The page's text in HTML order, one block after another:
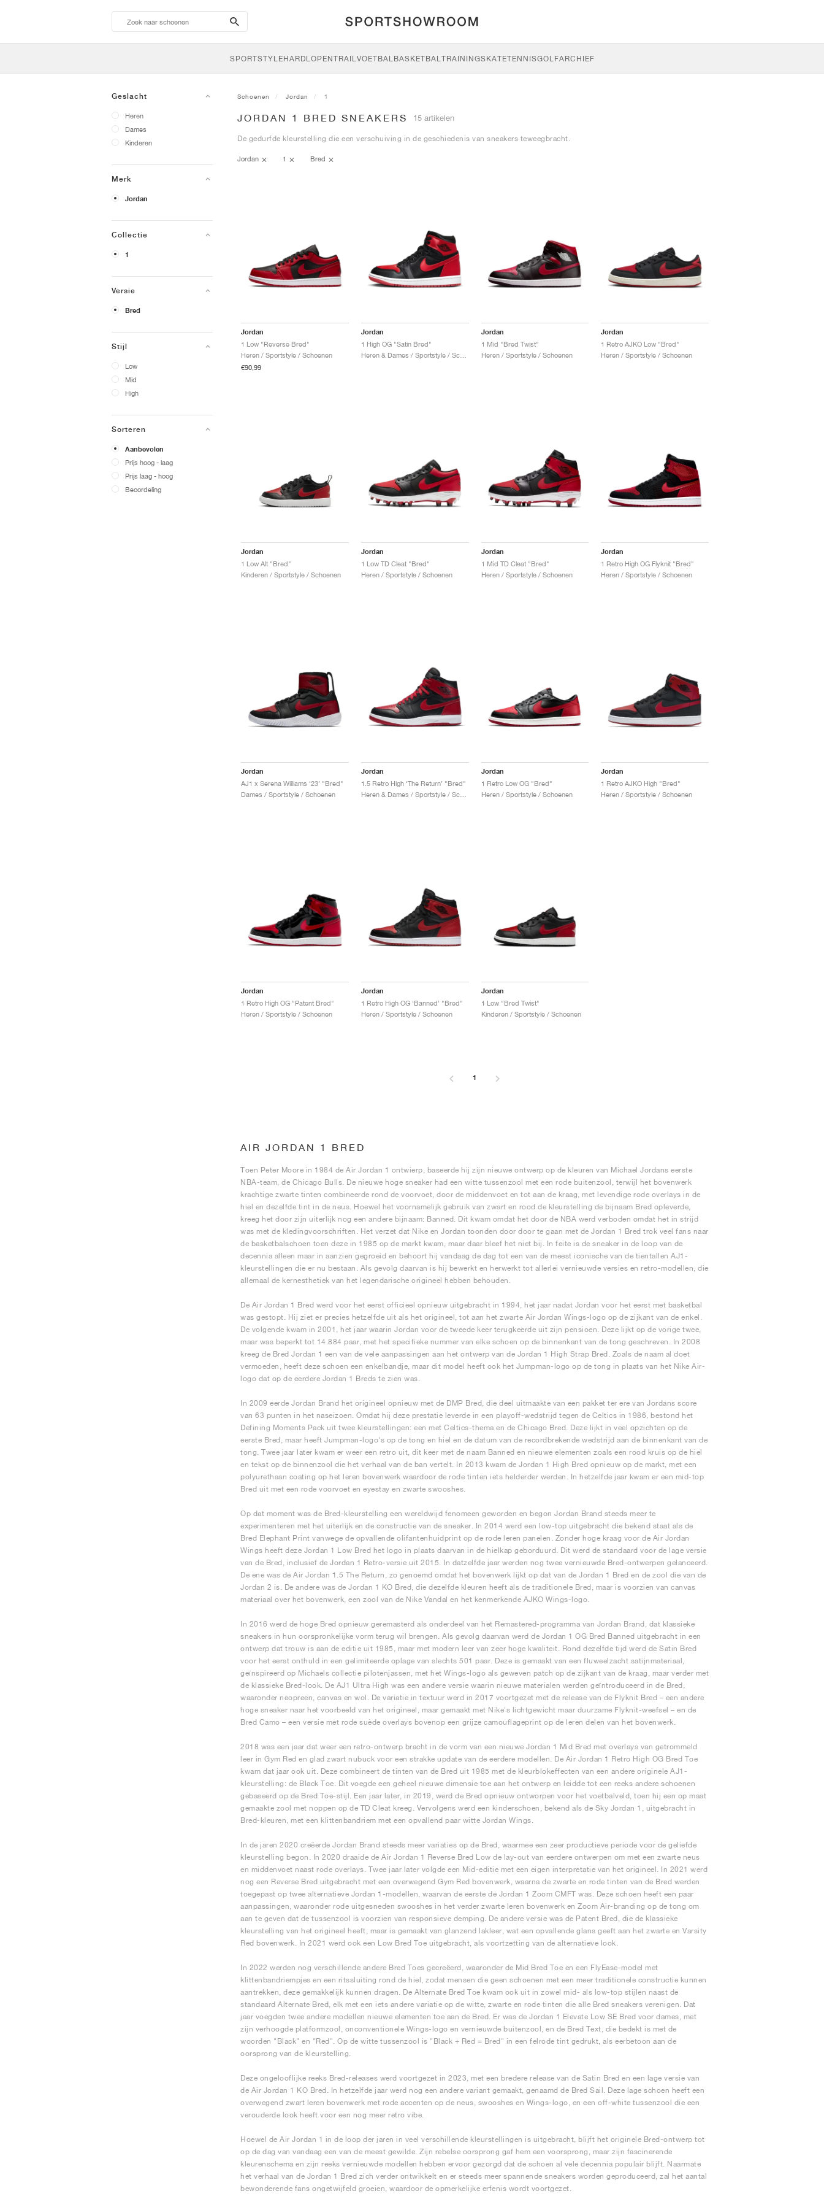
search-
btn
SPORTSTYLEHARDLOPENTRAILVOETBALBASKETBALTRAININGSKATETENNISGOLFARCHIEF
Geslacht
Heren
Dames
Kinderen
Merk
Jordan
Collectie
1
Versie
Bred
Stijl
Low
Mid
High
Sorteren
Aanbevolen
Prijs hoog - laag
Prijs laag - hoog
Beoordeling
Schoenen Jordan 1
JORDAN 1 BRED SNEAKERS 15 artikelen
De gedurfde kleurstelling die een verschuiving in de geschiedenis van sneakers teweegbracht.
Jordan 1 Bred
Jordan
1 Low "Reverse Bred"
Heren / Sportstyle / Schoenen
€90,99
Jordan
1 High OG "Satin Bred"
Heren & Dames / Sportstyle / Schoenen
Jordan
1 Mid "Bred Twist"
Heren / Sportstyle / Schoenen
Jordan
1 Retro AJKO Low "Bred"
Heren / Sportstyle / Schoenen
Jordan
1 Low Alt "Bred"
Kinderen / Sportstyle / Schoenen
Jordan
1 Low TD Cleat "Bred"
Heren / Sportstyle / Schoenen
Jordan
1 Mid TD Cleat "Bred"
Heren / Sportstyle / Schoenen
Jordan
1 Retro High OG Flyknit "Bred"
Heren / Sportstyle / Schoenen
Jordan
AJ1 x Serena Williams ‘23’ "Bred"
Dames / Sportstyle / Schoenen
Jordan
1.5 Retro High ‘The Return’ "Bred"
Heren & Dames / Sportstyle / Schoenen
Jordan
1 Retro Low OG "Bred"
Heren / Sportstyle / Schoenen
Jordan
1 Retro AJKO High "Bred"
Heren / Sportstyle / Schoenen
Jordan
1 Retro High OG "Patent Bred"
Heren / Sportstyle / Schoenen
Jordan
1 Retro High OG ‘Banned’ "Bred"
Heren / Sportstyle / Schoenen
Jordan
1 Low "Bred Twist"
Kinderen / Sportstyle / Schoenen
1
AIR JORDAN 1 BRED
Toen Peter Moore in 1984 de Air Jordan 1 ontwierp, baseerde hij zijn nieuwe ontwerp op de kleuren van Michael Jordans eerste
NBA-team, de Chicago Bulls. De nieuwe hoge sneaker had een witte tussenzool met een rode buitenzool, terwijl het bovenwerk
krachtige zwarte tinten combineerde rond de voorvoet, door de middenvoet en tot aan de kraag, met levendige rode overlays in de
hiel en dezelfde tint in de neus. Hoewel het voornamelijk gebruik van zwart en rood de kleurstelling de bijnaam Bred opleverde,
kreeg het door zijn uiterlijk nog een andere bijnaam: Banned. Dit kwam omdat het door de NBA werd verboden omdat het in strijd
was met de kledingvoorschriften. Het verzet dat Nike en Jordan toonden door door te gaan met de Jordan 1 Bred trok veel fans naar
de basketbalschoen toen deze in 1985 op de markt kwam, maar daar bleef het niet bij. In feite is de sneaker in de loop van de
decennia alleen maar in aanzien gegroeid en behoort hij vandaag de dag tot een van de meest iconische van de tientallen AJ1-
kleurstellingen die er nu bestaan. Als gevolg daarvan is hij bewerkt en herwerkt tot allerlei vernieuwde versies en retro-modellen, die
allemaal de kernesthetiek van het legendarische origineel hebben behouden.
De Air Jordan 1 Bred werd voor het eerst officieel opnieuw uitgebracht in 1994, het jaar nadat Jordan voor het eerst met basketbal
was gestopt. Hij ziet er precies hetzelfde uit als het origineel, tot aan het zwarte Air Jordan Wings-logo op de zijkant van de enkel.
De volgende kwam in 2001, het jaar waarin Jordan voor de tweede keer terugkeerde uit zijn pensioen. Deze lijkt op de vorige twee,
maar was beperkt tot 14.884 paar, met het specifieke nummer van elke schoen op de binnenkant van de tong geschreven. In 2008
kreeg de Bred Jordan 1 een van de vele aanpassingen aan het ontwerp van de Jordan 1 High Strap Bred. Zoals de naam al doet
vermoeden, heeft deze schoen een enkelbandje, maar dit model heeft ook het Jumpman-logo op de tong in plaats van het Nike Air-
logo dat op de eerdere Jordan 1 Breds te zien was.
In 2009 eerde Jordan Brand het origineel opnieuw met de DMP Bred, die deel uitmaakte van een pakket ter ere van Jordans score
van 63 punten in het naseizoen. Omdat hij deze prestatie leverde in een playoff-wedstrijd tegen de Celtics in 1986, bestond het
Defining Moments Pack uit twee kleurstellingen: een met Celtics-thema en de Chicago Bred. Deze lijkt in veel opzichten op de
eerste Bred, maar heeft Jumpman-logo's op de tong en hiel en de datum van de recordbrekende wedstrijd aan de binnenkant van de
tong. Twee jaar later kwam er weer een retro uit, dit keer met de naam Banned en nieuwe elementen zoals een rood kruis op de hiel
en tekst op de binnenzool die het verhaal van de ban vertelt. In 2013 kwam de Jordan 1 High Bred opnieuw op de markt, met een
polyurethaan coating op het leren bovenwerk waardoor de rode tinten iets helderder werden. In hetzelfde jaar kwam er een mid-top
Bred uit met een rode voorvoet en eyestay en zwarte swooshes.
Op dat moment was de Bred-kleurstelling een wereldwijd fenomeen geworden en begon Jordan Brand steeds meer te
experimenteren met het uiterlijk en de constructie van de sneaker. In 2014 werd een low-top uitgebracht die bekend staat als de
Bred Elephant Print vanwege de opvallende olifantenhuidprint op de rode leren panelen. Zonder hoge kraag voor de Air Jordan
Wings heeft deze Jordan 1 Low Bred het logo in plaats daarvan in de hielkap geborduurd. Dit werd de standaard voor de lage versie
van de Bred, inclusief de Jordan 1 Retro-versie uit 2015. In datzelfde jaar werden nog twee vernieuwde Bred-ontwerpen gelanceerd.
De ene was de Air Jordan 1.5 The Return, zo genoemd omdat het bovenwerk lijkt op dat van de Jordan 1 Bred en de zool die van de
Jordan 2 is. De andere was de Jordan 1 KO Bred, die dezelfde kleuren heeft als de traditionele Bred, maar is voorzien van canvas
materiaal over het bovenwerk, een zool van de Nike Vandal en het kenmerkende AJKO Wings-logo.
In 2016 werd de hoge Bred opnieuw geremasterd als onderdeel van het Remastered-programma van Jordan Brand, dat klassieke
sneakers in hun oorspronkelijke vorm terug wil brengen. Als gevolg daarvan werd de Jordan 1 OG Bred Banned uitgebracht in een
ontwerp dat trouw is aan de editie uit 1985, maar met modern leer van zeer hoge kwaliteit. Rond dezelfde tijd werd de Satin Bred
voor het eerst onthuld in een gelimiteerde oplage van slechts 501 paar. Deze is gemaakt van een fluweelzacht satijnmateriaal,
geïnspireerd op Michaels collectie pilotenjassen, met het Wings-logo als geweven patch op de zijkant van de kraag, maar verder met
de klassieke Bred-look. De AJ1 Ultra High was een andere versie waarin nieuwe materialen werden geïntroduceerd in de Bred,
waaronder neopreen, canvas en wol. De variatie in textuur werd in 2017 voortgezet met de release van de Flyknit Bred – een andere
hoge sneaker naar het voorbeeld van het origineel, maar gemaakt met Nike's lichtgewicht maar duurzame Flyknit-weefsel – en de
Bred Camo – een versie met rode suède overlays bovenop een grijze camouflageprint op de leren delen van het bovenwerk.
2018 was een jaar dat weer een retro-ontwerp bracht in de vorm van een nieuwe Jordan 1 Mid Bred met overlays van getrommeld
leer in Gym Red en glad zwart nubuck voor een strakke update van de eerdere modellen. De Air Jordan 1 Retro High OG Bred Toe
kwam dat jaar ook uit. Deze combineert de tinten van de Bred uit 1985 met de kleurblokeffecten van een andere originele AJ1-
kleurstelling: de Black Toe. Dit voegde een geheel nieuwe dimensie toe aan het ontwerp en leidde tot een reeks andere schoenen
gebaseerd op de Bred Toe-stijl. Een jaar later, in 2019, werd de Bred opnieuw ontworpen voor het voetbalveld, toen hij een op maat
gemaakte zool met noppen op de TD Cleat kreeg. Vervolgens werd een kinderschoen, bekend als de Sky Jordan 1, uitgebracht in
Bred-kleuren, met een klittenbandriem met een opvallend paar witte Jordan Wings.
In de jaren 2020 creëerde Jordan Brand steeds meer variaties op de Bred, waarmee een zeer productieve periode voor de geliefde
kleurstelling begon. In 2020 draaide de Air Jordan 1 Reverse Bred Low de lay-out van eerdere ontwerpen om met een zwarte neus
en middenvoet naast rode overlays. Twee jaar later volgde een Mid-editie met een eigen interpretatie van het origineel. In 2021 werd
nog een Reverse Bred uitgebracht met een overwegend Gym Red bovenwerk, waarna de zwarte en rode tinten van de Bred werden
toegepast op twee alternatieve Jordan 1-modellen, waarvan de eerste de Jordan 1 Zoom CMFT was. Deze schoen heeft een paar
aanpassingen, waaronder rode uitgesneden swooshes in het verder zwarte leren bovenwerk en Zoom Air-branding op de tong om
aan te geven dat de tussenzool is voorzien van responsieve demping. De andere versie was de Patent Bred, die de klassieke
kleurstelling van het origineel heeft, maar is gemaakt van glanzend lakleer, wat een opvallende glans geeft aan het zwarte en Varsity
Red bovenwerk. In 2021 werd ook een Low Bred Toe uitgebracht, als voortzetting van de alternatieve look.
In 2022 werden nog verschillende andere Bred Toes gecreëerd, waaronder de Mid Bred Toe en een FlyEase-model met
klittenbandriempjes en een ritssluiting rond de hiel, zodat mensen die geen schoenen met een meer traditionele constructie kunnen
aantrekken, deze gemakkelijk kunnen dragen. De Alternate Bred Toe kwam ook uit in zowel mid- als low-top stijlen naast de
standaard Alternate Bred, elk met een iets andere variatie op de witte, zwarte en rode tinten die alle Bred sneakers verenigen. Dat
jaar voegden twee andere modellen nieuwe elementen toe aan de Bred. Er was de Jordan 1 Elevate Low SE Bred voor dames, met
zijn verhoogde platformzool, onconventionele Wings-logo en vernieuwde buitenzool, en de Bred Text, die bedekt is met de
woorden "Black" en "Red". Op de witte tussenzool is "Black + Red = Bred" in een felrode tint gedrukt, als eerbetoon aan de
oorsprong van de kleurstelling.
Deze ongelooflijke reeks Bred-releases werd voortgezet in 2023, met een bredere release van de Satin Bred en een lage versie van
de Air Jordan 1 KO Bred. In hetzelfde jaar werd nog een andere variant gemaakt, genaamd de Bred Sail. Deze lage schoen heeft een
overwegend zwart leren bovenwerk met rode accenten op de neus, swooshes en Wings-logo, en een off-white tussenzool die een
verouderde look heeft voor een nog meer retro vibe.
Hoewel de Air Jordan 1 in de loop der jaren in veel verschillende kleurstellingen is uitgebracht, blijft het originele Bred-ontwerp tot
op de dag van vandaag een van de meest gewilde. Zijn rebelse oorsprong gaf hem een voorsprong, maar zijn fascinerende
kleurenschema en zijn reeks vernieuwde modellen hebben ervoor gezorgd dat de schoen al vele decennia populair blijft. Naarmate
het verhaal van de Jordan 1 Bred zich verder ontwikkelt en er steeds meer spannende sneakers worden geproduceerd, zal het aantal
bewonderende fans ongetwijfeld groeien, waardoor de opmerkelijke erfenis wordt voortgezet.